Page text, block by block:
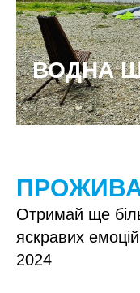
ВОДНА
Отримай ще
яскравих
2024